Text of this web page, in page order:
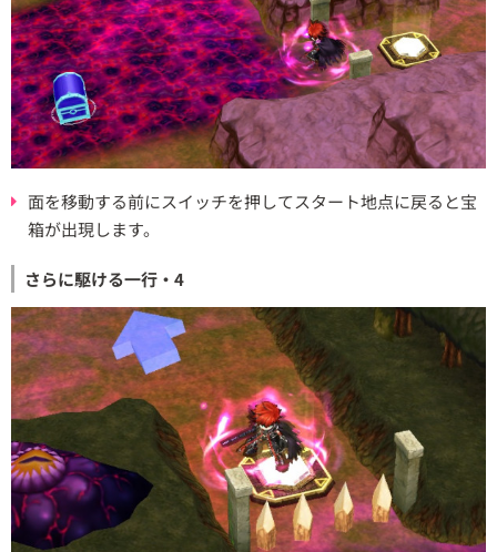
面を移動する前にスイッチを押してスタート地点に戻ると宝
箱が出現します。
さらに駆ける一行・4